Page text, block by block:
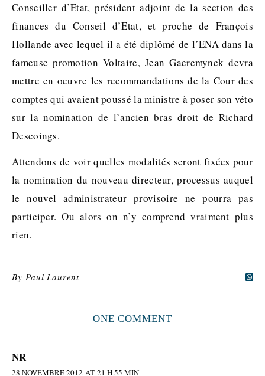
Conseiller d’Etat, président adjoint de la section des
finances du Conseil d’Etat, et proche de François
Hollande avec lequel il a été diplômé de l’ENA dans la
fameuse promotion Voltaire, Jean Gaeremynck devra
mettre en oeuvre les recommandations de la Cour des
comptes qui avaient poussé la ministre à poser son véto
sur la nomination de l’ancien bras droit de Richard
Descoings.
Attendons de voir quelles modalités seront fixées pour
la nomination du nouveau directeur, processus auquel
le nouvel administrateur provisoire ne pourra pas
participer. Ou alors on n’y comprend vraiment plus
rien.
ByPaul Laurent
ONE COMMENT
NR
28 NOVEMBRE 2012 AT 21 H 55 MIN